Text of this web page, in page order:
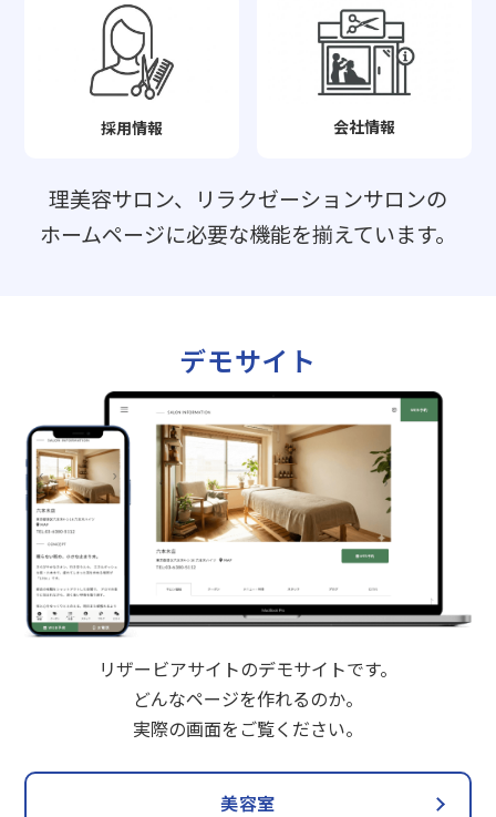
採用情報 会社情報
理美容サロン、リラクゼーションサロンの
ホームページに必要な機能を揃えています。
デモサイト
リザービアサイトのデモサイトです。
どんなページを作れるのか。
実際の画面をご覧ください。
美容室